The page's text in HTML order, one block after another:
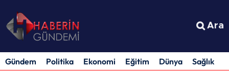
Ara
Gündem Politika Ekonomi Eğitim Dünya Sağlık